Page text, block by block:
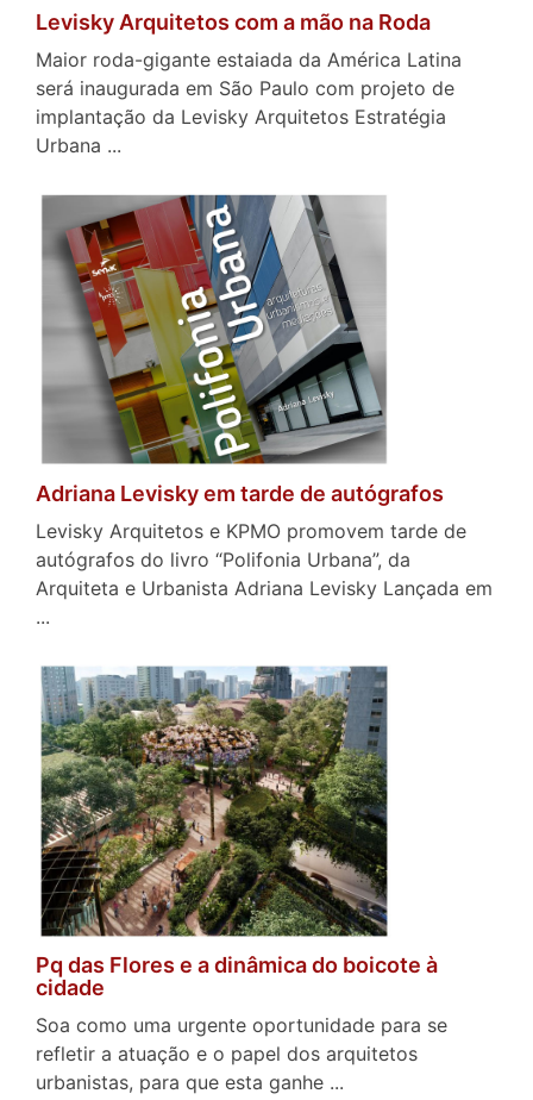
Levisky Arquitetos com a mão na Roda
Maior roda-gigante estaiada da América Latina
será inaugurada em São Paulo com projeto de
implantação da Levisky Arquitetos Estratégia
Urbana ...
Adriana Levisky em tarde de autógrafos
Levisky Arquitetos e KPMO promovem tarde de
autógrafos do livro “Polifonia Urbana”, da
Arquiteta e Urbanista Adriana Levisky Lançada em
...
Pq das Flores e a dinâmica do boicote à
cidade
Soa como uma urgente oportunidade para se
refletir a atuação e o papel dos arquitetos
urbanistas, para que esta ganhe ...